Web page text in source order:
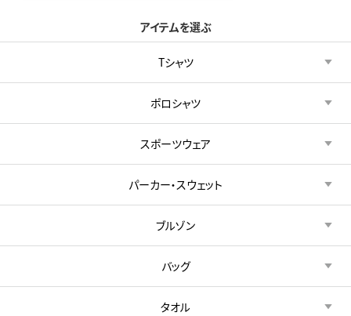
アイテムを選ぶ
Tシャツ
ポロシャツ
スポーツウェア
パーカー・スウェット
ブルゾン
バッグ
タオル